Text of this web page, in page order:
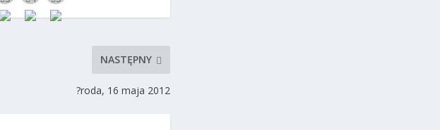
NASTĘPNY
?roda, 16 maja 2012